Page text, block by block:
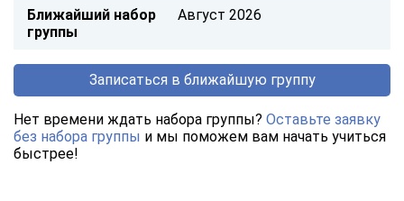
Ближайший набор
группы
Август 2026
Записаться в ближайшую группу
Нет времени ждать набора группы? Оставьте заявку
без набора группы и мы поможем вам начать учиться
быстрее!